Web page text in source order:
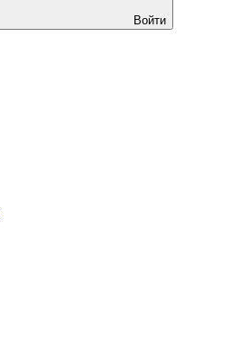
Войти